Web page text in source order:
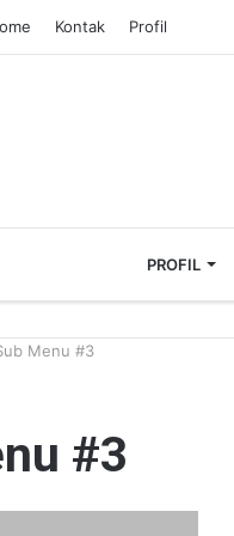
Kontak Profil
PROFIL
Menu #3
#3